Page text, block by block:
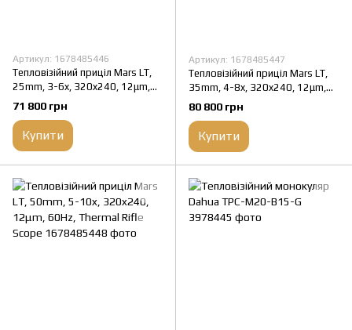
Артикул: 1678485446
Тепловізійний приціл Mars LT,
25mm, 3-6x, 320x240, 12μm,
60Hz, Thermal Rifle Scope
71 800 грн
Купити
Артикул: 1678485447
Тепловізійний приціл Mars LT,
35mm, 4-8x, 320x240, 12μm,
60Hz, Thermal Rifle Scope
80 800 грн
Купити